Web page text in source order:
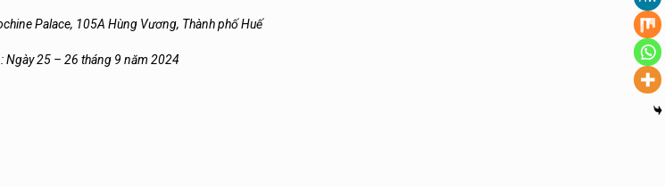
Palace, 105A Hùng Vương, Thành phố Huế
Ngày 25 – 26 tháng 9 năm 2024